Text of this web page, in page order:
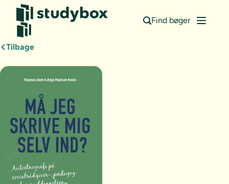
Find bøger
Tilbage